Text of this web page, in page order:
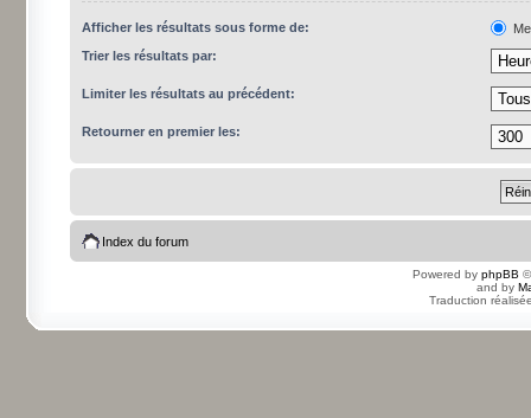
Afficher les résultats sous forme de:
Trier les résultats par:
Limiter les résultats au précédent:
Retourner en premier les:
Index du forum
Powered by phpBB
and by
Traduction